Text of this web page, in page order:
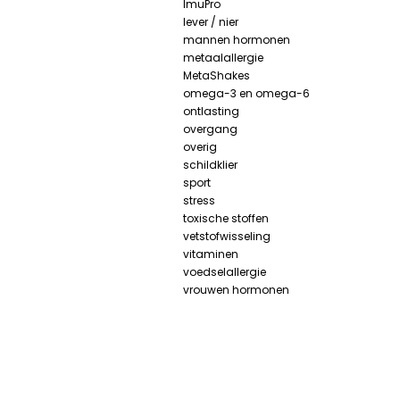
ImuPro
lever / nier
mannen hormonen
metaalallergie
MetaShakes
omega-3 en omega-6
ontlasting
overgang
overig
schildklier
sport
stress
toxische stoffen
vetstofwisseling
vitaminen
voedselallergie
vrouwen hormonen